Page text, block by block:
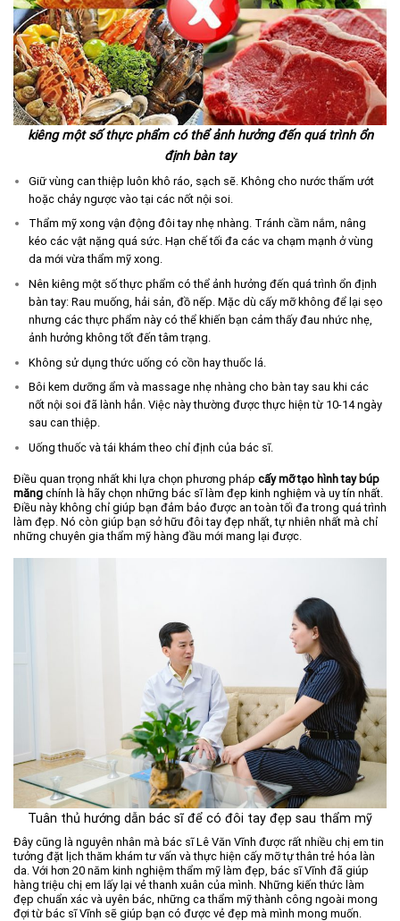
kiêng một số thực phẩm có thể ảnh hưởng đến quá trình ổn
định bàn tay
Giữ vùng can thiệp luôn khô ráo, sạch sẽ. Không cho nước thấm ướt
hoặc chảy ngược vào tại các nốt nội soi.
Thẩm mỹ xong vận động đôi tay nhẹ nhàng. Tránh cầm nắm, nâng
kéo các vật nặng quá sức. Hạn chế tối đa các va chạm mạnh ở vùng
da mới vừa thẩm mỹ xong.
Nên kiêng một số thực phẩm có thể ảnh hưởng đến quá trình ổn định
bàn tay: Rau muống, hải sản, đồ nếp. Mặc dù cấy mỡ không để lại sẹo
nhưng các thực phẩm này có thể khiến bạn cảm thấy đau nhức nhẹ,
ảnh hưởng không tốt đến tâm trạng.
Không sử dụng thức uống có cồn hay thuốc lá.
Bôi kem dưỡng ẩm và massage nhẹ nhàng cho bàn tay sau khi các
nốt nội soi đã lành hẳn. Việc này thường được thực hiện từ 10-14 ngày
sau can thiệp.
Uống thuốc và tái khám theo chỉ định của bác sĩ.
Điều quan trọng nhất khi lựa chọn phương pháp cấy mỡ tạo hình tay búp
măng chính là hãy chọn những bác sĩ làm đẹp kinh nghiệm và uy tín nhất.
Điều này không chỉ giúp bạn đảm bảo được an toàn tối đa trong quá trình
làm đẹp. Nó còn giúp bạn sở hữu đôi tay đẹp nhất, tự nhiên nhất mà chỉ
những chuyên gia thẩm mỹ hàng đầu mới mang lại được.
Tuân thủ hướng dẫn bác sĩ để có đôi tay đẹp sau thẩm mỹ
Đây cũng là nguyên nhân mà bác sĩ Lê Văn Vĩnh được rất nhiều chị em tin
tưởng đặt lịch thăm khám tư vấn và thực hiện cấy mỡ tự thân trẻ hóa làn
da. Với hơn 20 năm kinh nghiệm thẩm mỹ làm đẹp, bác sĩ Vĩnh đã giúp
hàng triệu chị em lấy lại vẻ thanh xuân của mình. Những kiến thức làm
đẹp chuẩn xác và uyên bác, những ca thẩm mỹ thành công ngoài mong
đợi từ bác sĩ Vĩnh sẽ giúp bạn có được vẻ đẹp mà mình mong muốn.